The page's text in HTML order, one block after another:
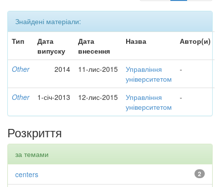
Знайдені матеріали:
Тип
Дата
випуску
Дата
внесення
Назва Автор(и)
Other 2014 11-лис-2015
Управління
університетом
-
Other 1-січ-2013 12-лис-2015
Управління
університетом
-
Розкриття
за темами
2
centers